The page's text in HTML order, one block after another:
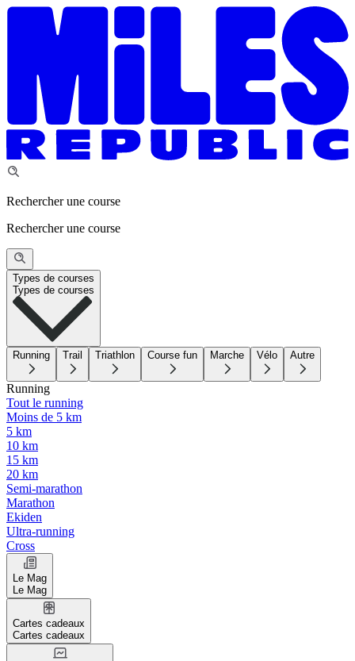
Rechercher une course
Rechercher une course
Types de courses
Types de courses
Running Trail Triathlon Course fun Marche Vélo Autre
Running
Tout le running
Moins de 5 km
5 km
10 km
15 km
20 km
Semi-marathon
Marathon
Ekiden
Ultra-running
Cross
Le Mag
Le Mag
Cartes cadeaux
Cartes cadeaux